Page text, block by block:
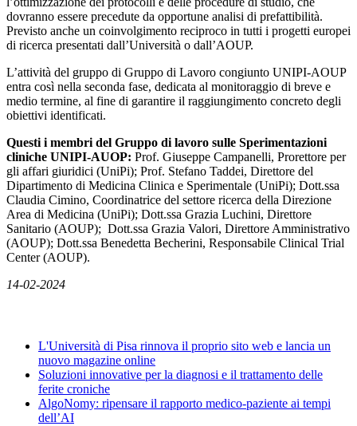
dovranno essere precedute da opportune analisi di prefattibilità.
Previsto anche un coinvolgimento reciproco in tutti i progetti europei
di ricerca presentati dall’Università o dall’AOUP.
L’attività del gruppo di Gruppo di Lavoro congiunto UNIPI-AOUP
entra così nella seconda fase, dedicata al monitoraggio di breve e
medio termine, al fine di garantire il raggiungimento concreto degli
obiettivi identificati.
Questi i membri del Gruppo di lavoro sulle Sperimentazioni
cliniche UNIPI-AUOP: Prof. Giuseppe Campanelli, Prorettore per
gli affari giuridici (UniPi); Prof. Stefano Taddei, Direttore del
Dipartimento di Medicina Clinica e Sperimentale (UniPi); Dott.ssa
Claudia Cimino, Coordinatrice del settore ricerca della Direzione
Area di Medicina (UniPi); Dott.ssa Grazia Luchini, Direttore
Sanitario (AOUP); Dott.ssa Grazia Valori, Direttore Amministrativo
(AOUP); Dott.ssa Benedetta Becherini, Responsabile Clinical Trial
Center (AOUP).
14-02-2024
L'Università di Pisa rinnova il proprio sito web e lancia un
nuovo magazine online
Soluzioni innovative per la diagnosi e il trattamento delle
ferite croniche
AlgoNomy: ripensare il rapporto medico-paziente ai tempi
dell’AI